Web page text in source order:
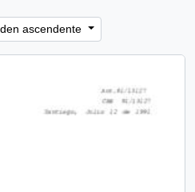
ascendente